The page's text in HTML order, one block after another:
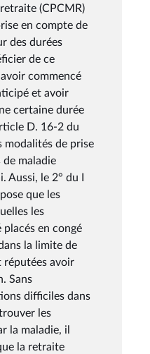
(CPCMR)
en compte de
des durées
de ce
commencé
et avoir
certaine durée
D. 16-2 du
modalités de prise
de maladie
Aussi, le 2° du I
que les
les
en congé
la limite de
réputées avoir
Sans
difficiles dans
les
la maladie, il
la retraite